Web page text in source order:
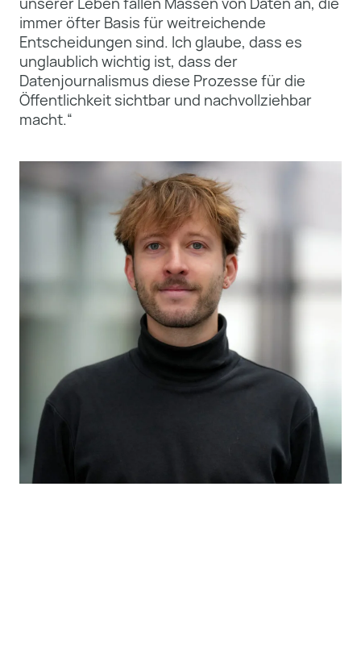
immer öfter Basis für weitreichende
Entscheidungen sind. Ich glaube, dass es
unglaublich wichtig ist, dass der
Datenjournalismus diese Prozesse für die
Öffentlichkeit sichtbar und nachvollziehbar
macht.“